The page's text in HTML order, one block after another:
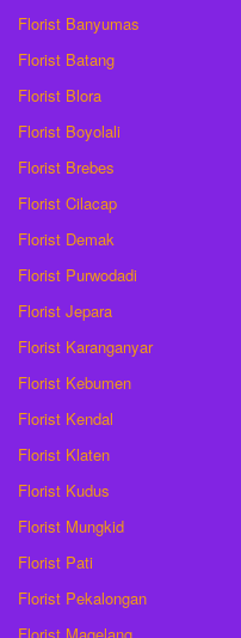
Florist Banyumas
Florist Batang
Florist Blora
Florist Boyolali
Florist Brebes
Florist Cilacap
Florist Demak
Florist Purwodadi
Florist Jepara
Florist Karanganyar
Florist Kebumen
Florist Kendal
Florist Klaten
Florist Kudus
Florist Mungkid
Florist Pati
Florist Pekalongan